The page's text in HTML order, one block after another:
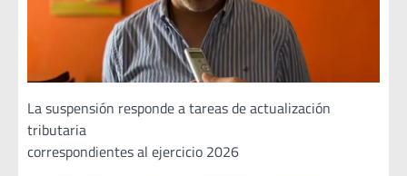
La suspensión responde a tareas de actualización
tributaria
correspondientes al ejercicio 2026